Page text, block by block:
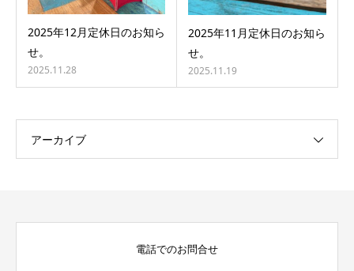
2025年12月定休日のお知ら
せ。
2025.11.28
2025年11月定休日のお知ら
せ。
2025.11.19
アーカイブ
電話でのお問合せ